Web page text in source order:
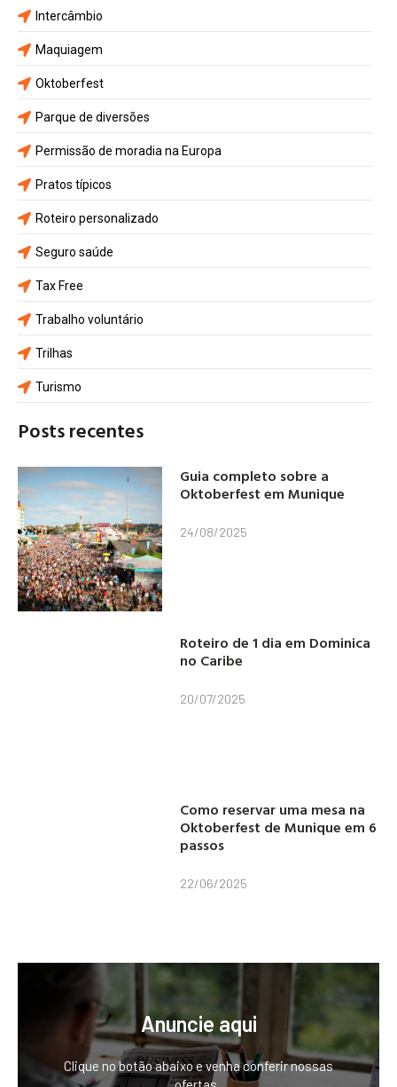
Intercâmbio
Maquiagem
Oktoberfest
Parque de diversões
Permissão de moradia na Europa
Pratos típicos
Roteiro personalizado
Seguro saúde
Tax Free
Trabalho voluntário
Trilhas
Turismo
Posts recentes
Guia completo sobre a
Oktoberfest em Munique
24/08/2025
Roteiro de 1 dia em Dominica
no Caribe
20/07/2025
Como reservar uma mesa na
Oktoberfest de Munique em 6
passos
22/06/2025
Anuncie aqui
Clique no botão abaixo e venha conferir nossas